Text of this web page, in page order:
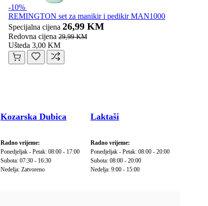
-10%
REMINGTON set za manikir i pedikir MAN1000
Specijalna cijena 26,99 KM
Redovna cijena 29,99 KM
Ušteda 3,00 KM
Kozarska Dubica
Radno vrijeme:
Ponedjeljak - Petak: 08:00 - 17:00
Subota: 07:30 - 16:30
Nedelja: Zatvoreno
Laktaši
Radno vrijeme:
Ponedjeljak - Petak: 08:00 - 20:00
Subota: 08:00 - 20:00
Nedelja: 9:00 - 15:00